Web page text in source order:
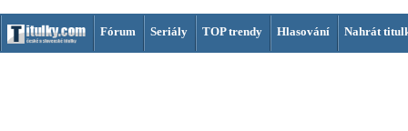
Fórum Seriály TOP trendy Hlasování Nahrát